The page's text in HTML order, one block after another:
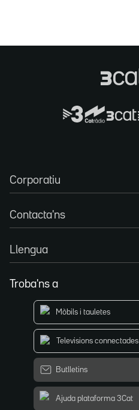
Corporatiu
Contacta'ns
Llengua
Troba'ns a
Mòbils i tauletes
Televisions connectades
Butlletins
Ajuda plataforma 3Cat